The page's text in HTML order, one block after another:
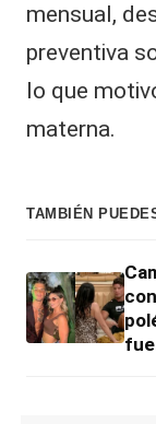
mensual,
preventiva
lo que
materna.
TAMBIÉN